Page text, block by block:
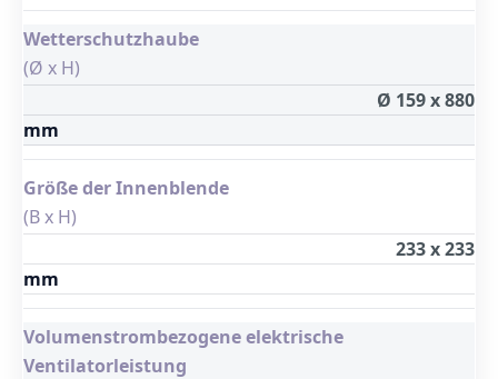
Wetterschutzhaube
(Ø x H)
Ø 159 x 880
mm
Größe der Innenblende
(B x H)
233 x 233
mm
Volumenstrombezogene elektrische
Ventilatorleistung